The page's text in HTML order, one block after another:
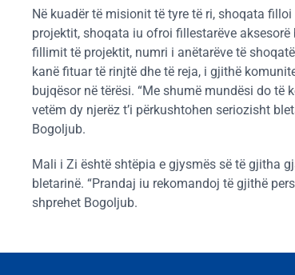
Në kuadër të misionit të tyre të ri, shoqata
projektit, shoqata iu ofroi fillestarëve
fillimit të projektit, numri i anëtarëve të
kanë fituar të rinjtë dhe të reja, i gjithë
bujqësor në tërësi. “Me shumë mundësi do të
vetëm dy njerëz t’i përkushtohen seriozisht
Bogoljub.
Mali i Zi është shtëpia e gjysmës së të gjitha
bletarinë. “Prandaj iu rekomandoj të gjithë
shprehet Bogoljub.